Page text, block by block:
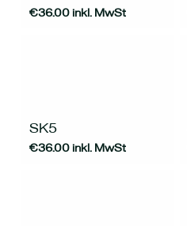
€36.00 inkl. MwSt
SK5
€36.00 inkl. MwSt